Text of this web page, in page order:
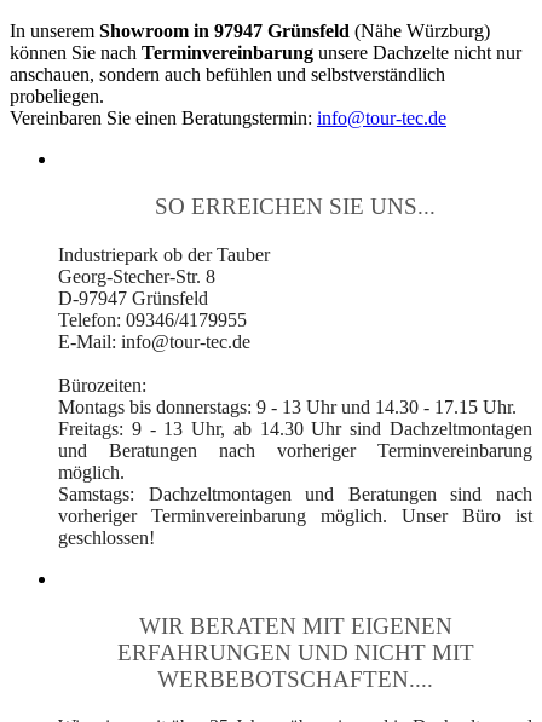
In unserem Showroom in 97947 Grünsfeld (Nähe Würzburg)
können Sie nach Terminvereinbarung unsere Dachzelte nicht nur
anschauen, sondern auch befühlen und selbstverständlich
probeliegen.
Vereinbaren Sie einen Beratungstermin: info@tour-tec.de
SO ERREICHEN SIE UNS...
Industriepark ob der Tauber
Georg-Stecher-Str. 8
D-97947 Grünsfeld
Telefon: 09346/4179955
E-Mail: info@tour-tec.de
Bürozeiten:
Montags bis donnerstags: 9 - 13 Uhr und 14.30 - 17.15 Uhr.
Freitags: 9 - 13 Uhr, ab 14.30 Uhr sind Dachzeltmontagen
und Beratungen nach vorheriger Terminvereinbarung
möglich.
Samstags: Dachzeltmontagen und Beratungen sind nach
vorheriger Terminvereinbarung möglich. Unser Büro ist
geschlossen!
WIR BERATEN MIT EIGENEN
ERFAHRUNGEN UND NICHT MIT
WERBEBOTSCHAFTEN....